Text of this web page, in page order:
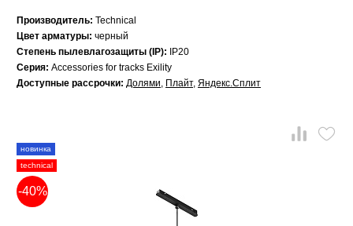
Производитель: Technical
Цвет арматуры: черный
Степень пылевлагозащиты (IP):
IP20
Серия: Accessories for tracks Exility
Доступные рассрочки: Долями, Плайт, Яндекс.Сплит
новинка
technical
-40%